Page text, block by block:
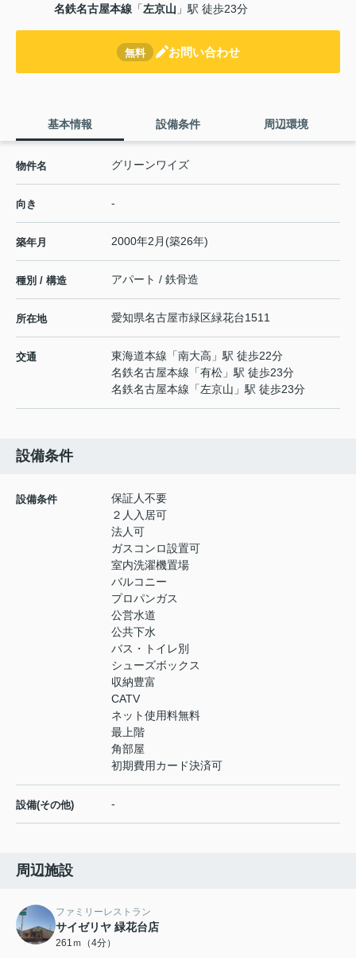
名鉄名古屋本線 「左京山 」駅 徒歩23分
無料 お問い合わせ
基本情報 設備条件 周辺環境
物件名 グリーンワイズ
向き -
築年月 2000年2月(築26年)
種別 / 構造 アパート / 鉄骨造
所在地 愛知県名古屋市緑区緑花台1511
交通 東海道本線 「南大高 」駅 徒歩22分
名鉄名古屋本線 「有松 」駅 徒歩23分
名鉄名古屋本線 「左京山 」駅 徒歩23分
設備条件
設備条件
保証人不要
２人入居可
法人可
ガスコンロ設置可
室内洗濯機置場
バルコニー
プロパンガス
公営水道
公共下水
バス・トイレ別
シューズボックス
収納豊富
CATV
ネット使用料無料
最上階
角部屋
初期費用カード決済可
設備(その他) -
周辺施設
ファミリーレストラン
サイゼリヤ 緑花台店
261ｍ（4分）